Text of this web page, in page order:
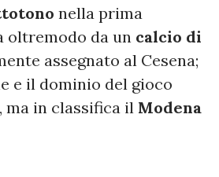
nella prima
oltremodo da un calcio di
assegnato al Cesena;
e il dominio del gioco
in classifica il Modena